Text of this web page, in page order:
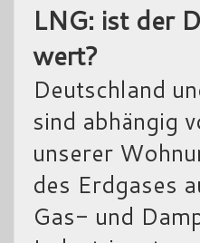
LNG: ist der
wert?
Deutschland
sind abhängig
unserer
des Erdgases
Gas- und